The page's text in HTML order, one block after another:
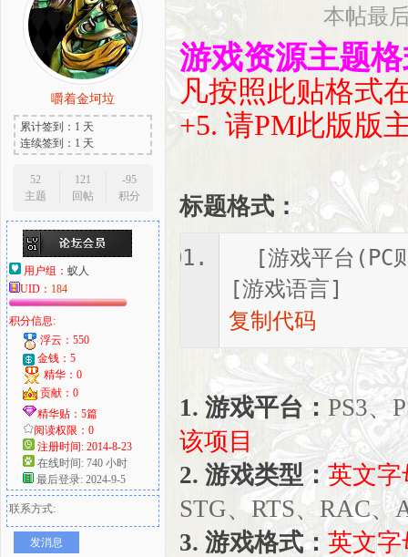
爱
好
嚼着金坷垃
累计签到：1 天
连续签到：1 天
52
主题
121
回帖
-95
积分
用户组： 蚁人
UID： 184
积分信息:
浮云：550
金钱：5
精华：0
贡献：0
精华贴：5篇
阅读权限：0
注册时间: 2014-8-23
在线时间: 740 小时
最后登录: 2024-9-5
联系方式:
发消息
本帖最
游戏资源主题
凡按照此贴格式
+5. 请PM此版版
标题格式：
[游戏平台
[游戏语言]
复制代码
1. 游戏平台： PS3、
该项目
2. 游戏类型：英文
STG、RTS、RAC、
3. 游戏格式： 英文